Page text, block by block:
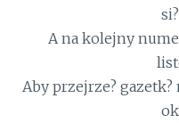
A na kolejny
Aby przejrze?